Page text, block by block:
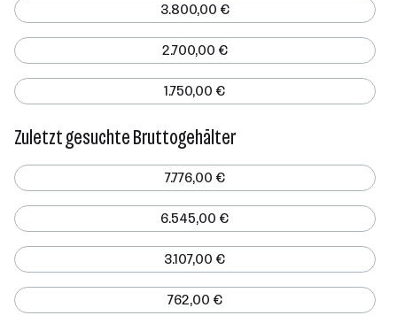
3.800,00 €
2.700,00 €
1.750,00 €
Zuletzt gesuchte Bruttogehälter
7.776,00 €
6.545,00 €
3.107,00 €
762,00 €